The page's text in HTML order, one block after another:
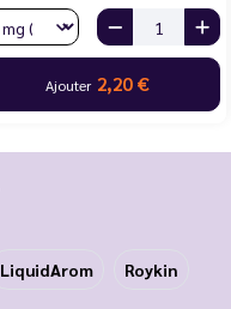
Ajouter 2,20 €
LiquidArom Roykin